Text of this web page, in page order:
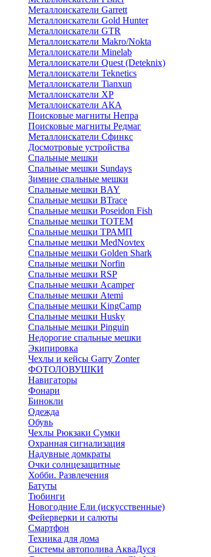
Металлоискатели Garrett
Металлоискатели Gold Hunter
Металлоискатели GTR
Металлоискатели Makro/Nokta
Металлоискатели Minelab
Металлоискатели Quest (Deteknix)
Металлоискатели Teknetics
Металлоискатели Tianxun
Металлоискатели XP
Металлоискатели АКА
Поисковые магниты Непра
Поисковые магниты Редмаг
Металлоискатели Сфинкс
Досмотровые устройства
Спальные мешки
Спальные мешки Sundays
Зимние спальные мешки
Спальные мешки BAY
Спальные мешки BTrace
Спальные мешки Poseidon Fish
Спальные мешки ТОТЕМ
Спальные мешки ТРАМП
Cпальные мешки MedNovtex
Спальные мешки Golden Shark
Спальные мешки Norfin
Спальные мешки RSP
Спальные мешки Acamper
Спальные мешки Atemi
Спальные мешки KingCamp
Спальные мешки Husky
Спальные мешки Pinguin
Недорогие спальные мешки
Экипировка
Чехлы и кейсы Garry Zonter
ФОТОЛОВУШКИ
Навигаторы
Фонари
Бинокли
Одежда
Обувь
Чехлы Рюкзаки Сумки
Охранная сигнализация
Надувные домкраты
Очки солнцезащитные
Хобби. Развлечения
Батуты
Тюбинги
Новогодние Ели (искусственные)
Фейерверки и салюты
Смартфон
Техника для дома
Системы автополива АкваДуся